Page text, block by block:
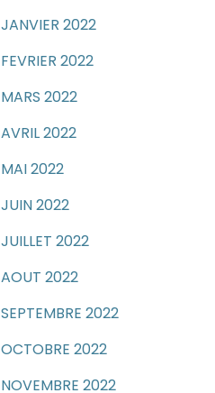
JANVIER 2022
FEVRIER 2022
MARS 2022
AVRIL 2022
MAI 2022
JUIN 2022
JUILLET 2022
AOUT 2022
SEPTEMBRE 2022
OCTOBRE 2022
NOVEMBRE 2022